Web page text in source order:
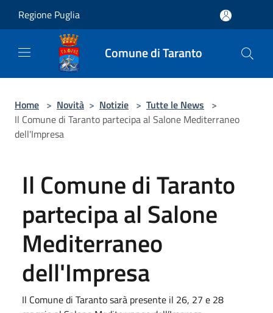
Regione Puglia
Comune di Taranto
Home > Novità > Notizie > Tutte le News >
Il Comune di Taranto partecipa al Salone Mediterraneo
dell'Impresa
Il Comune di Taranto
partecipa al Salone
Mediterraneo
dell'Impresa
Il Comune di Taranto sarà presente il 26, 27 e 28